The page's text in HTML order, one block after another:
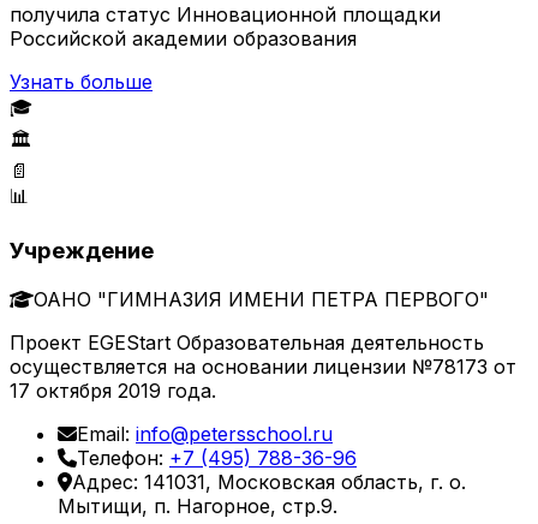
получила статус Инновационной площадки
Российской академии образования
Узнать больше
🎓
🏛️
📄
📊
Учреждение
ОАНО "ГИМНАЗИЯ ИМЕНИ ПЕТРА ПЕРВОГО"
Проект EGEStart Образовательная деятельность
осуществляется на основании лицензии №78173 от
17 октября 2019 года.
Email: info@petersschool.ru
Телефон: +7 (495) 788-36-96
Адрес: 141031, Московская область, г. о.
Мытищи, п. Нагорное, стр.9.